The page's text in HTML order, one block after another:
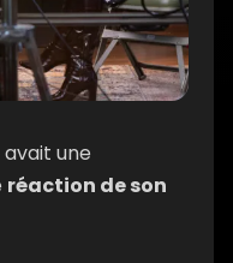
une
réaction de son